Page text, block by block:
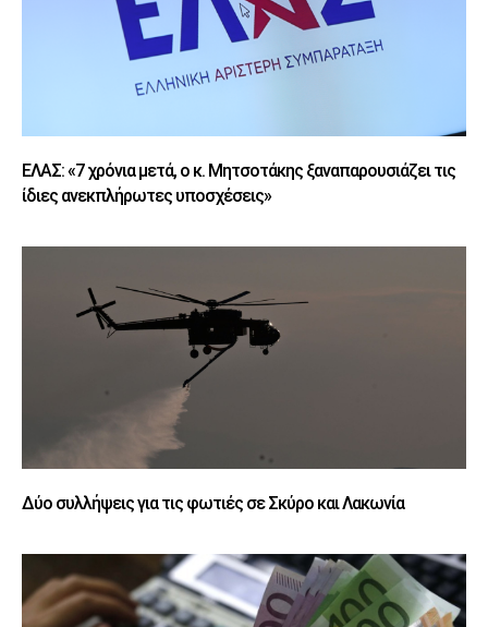
ΕΛΑΣ: «7 χρόνια μετά, ο κ. Μητσοτάκης ξαναπαρουσιάζει τις
ίδιες ανεκπλήρωτες υποσχέσεις»
Δύο συλλήψεις για τις φωτιές σε Σκύρο και Λακωνία